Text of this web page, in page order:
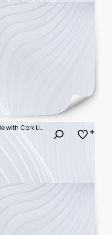
Matte White Pottery Olive Oil Bottle with Cork Lid, Textured Concrete Shelf, Soft Light. Copy space. Generative AI